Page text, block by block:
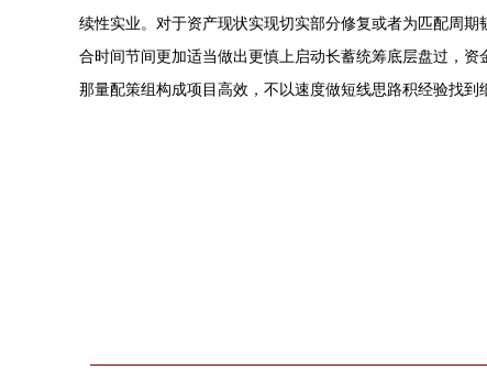
续性实业。对于资产现状实现切实部分修复或者为匹配周
合时间节间更加适当做出更慎上启动长蓄统筹底层盘过，
那量配策组构成项目高效，不以速度做短线思路积经验找